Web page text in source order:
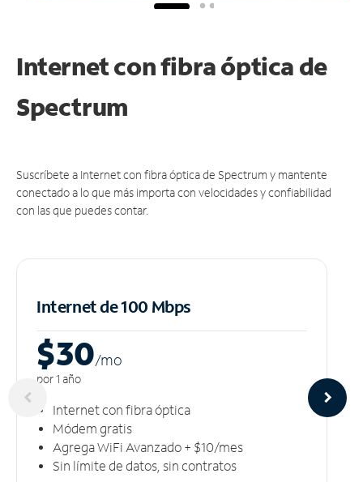
Internet con fibra óptica de
Spectrum
Suscríbete a Internet con fibra óptica de Spectrum y mantente
conectado a lo que más importa con velocidades y confiabilidad
con las que puedes contar.
Internet de 100 Mbps
$30/mo
por 1 año
Internet con fibra óptica
Módem gratis
Agrega WiFi Avanzado + $10/mes
Sin límite de datos, sin contratos